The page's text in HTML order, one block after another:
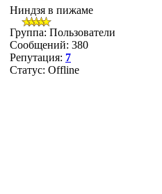
Ниндзя в пижаме
Группа: Пользователи
Сообщений: 380
Репутация: 7
Статус: Offline